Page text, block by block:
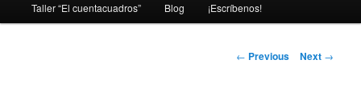
primary
Taller “El cuentacuadros” Blog ¡Escríbenos!
Post
← Previous Next →